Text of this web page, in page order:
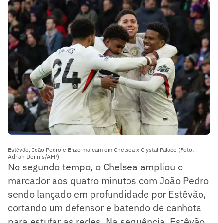
Estêvão, João Pedro e Enzo marcam em Chelsea x Crystal Palace (Foto:
Adrian Dennis/AFP)
No segundo tempo, o Chelsea ampliou o
marcador aos quatro minutos com João Pedro
sendo lançado em profundidade por Estêvão,
cortando um defensor e batendo de canhota